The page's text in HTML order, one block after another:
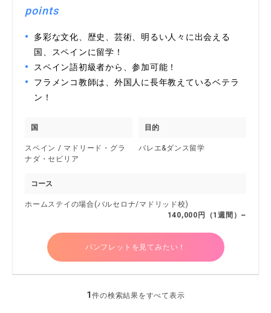
points
多彩な文化、歴史、芸術、明るい人々に出会える
国、スペインに留学！
スペイン語初級者から、参加可能！
フラメンコ教師は、外国人に長年教えているベテラ
ン！
国
スペイン / マドリード・グラ
ナダ・セビリア
目的
バレエ&ダンス留学
コース
ホームステイの場合(バルセロナ/マドリッド校)
140,000円（1週間）~
パンフレットを見てみたい！
1件の検索結果をすべて表示